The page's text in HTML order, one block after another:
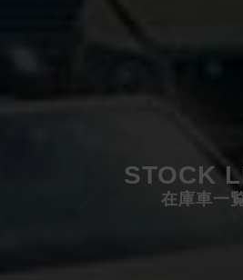
STOCK
在庫車一